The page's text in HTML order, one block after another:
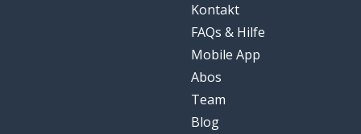
Kontakt
FAQs & Hilfe
Mobile App
Abos
Team
Blog